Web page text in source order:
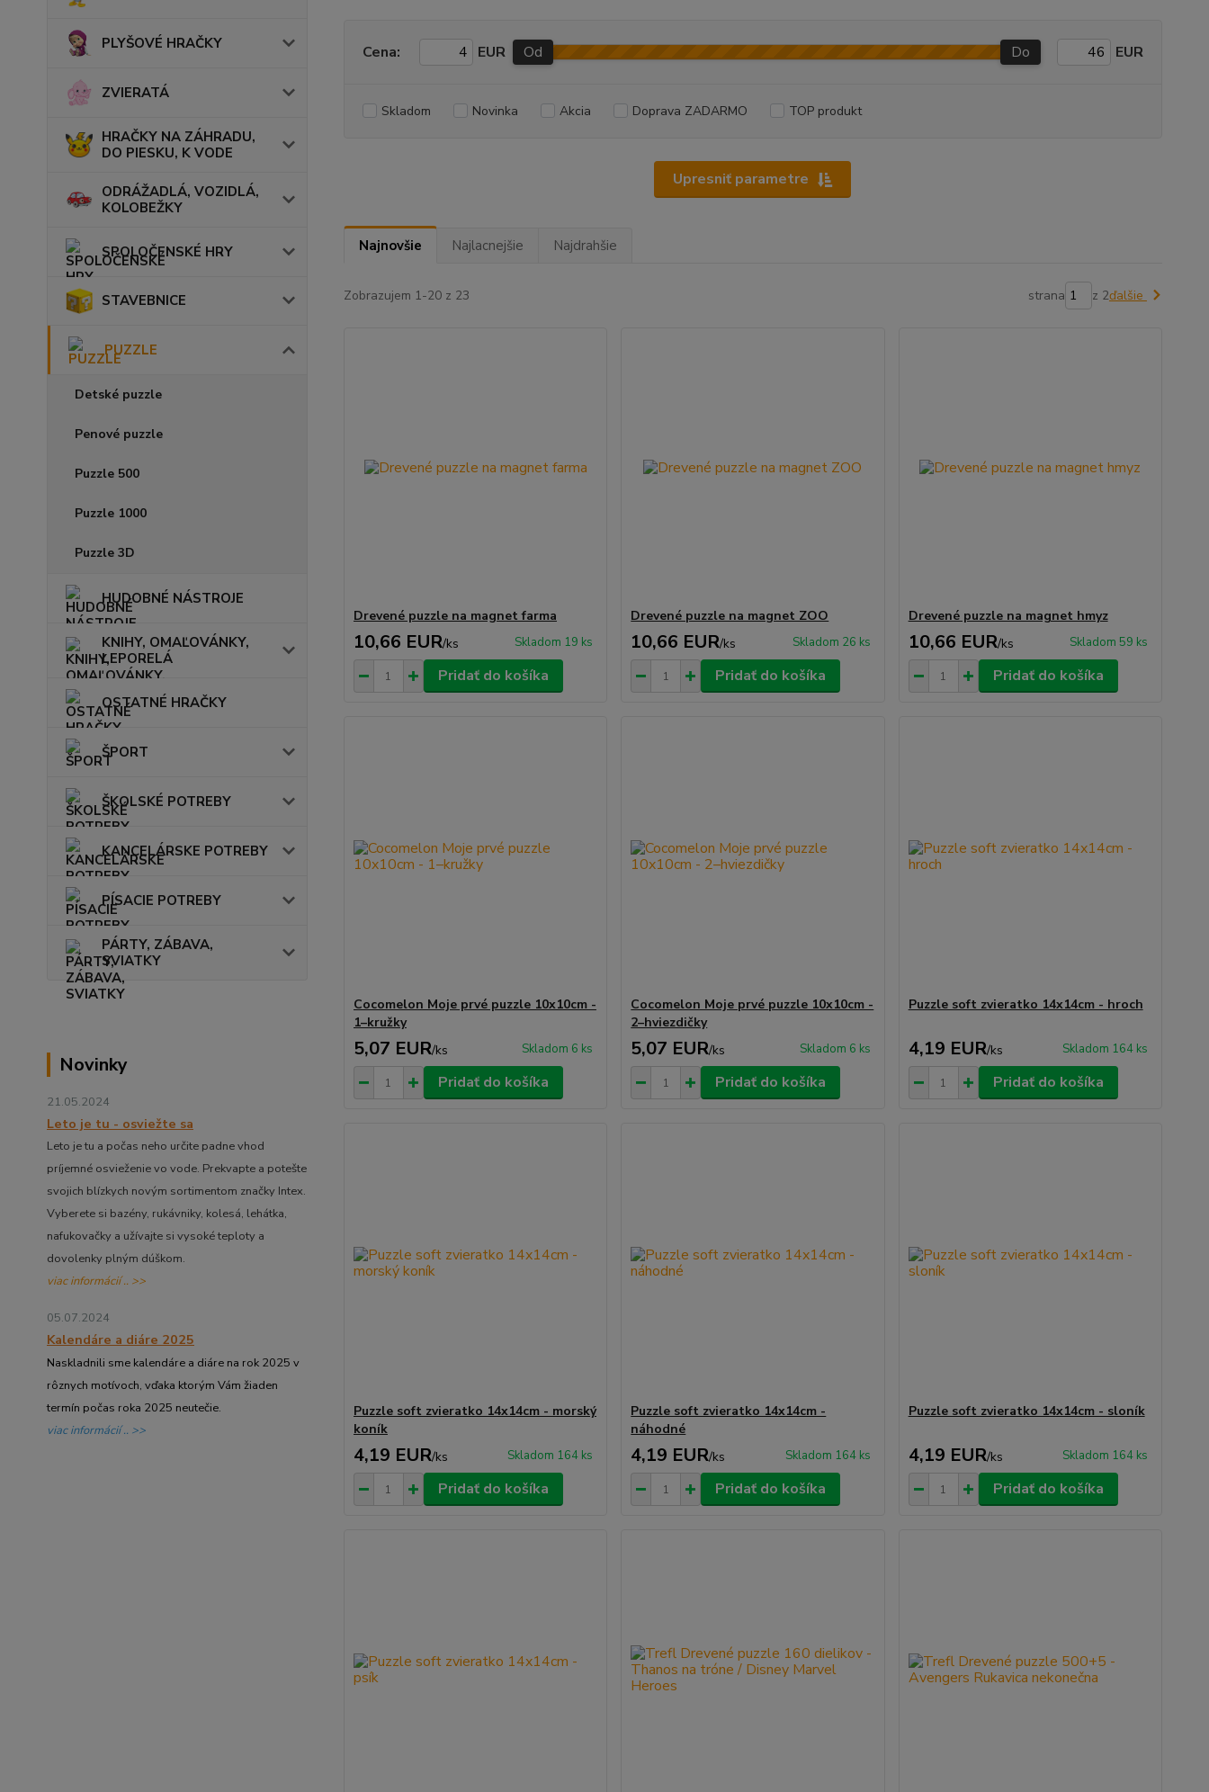
PLYŠOVÉ HRAČKY
ZVIERATÁ
HRAČKY NA ZÁHRADU,
DO PIESKU, K VODE
ODRÁŽADLÁ, VOZIDLÁ,
KOLOBEŽKY
SPOLOČENSKÉ HRY
STAVEBNICE
PUZZLE
Detské puzzle
Penové puzzle
Puzzle 500
Puzzle 1000
Puzzle 3D
HUDOBNÉ NÁSTROJE
KNIHY, OMAĽOVÁNKY,
LEPORELÁ
OSTATNÉ HRAČKY
ŠPORT
ŠKOLSKÉ POTREBY
KANCELÁRSKE POTREBY
PÍSACIE POTREBY
PÁRTY, ZÁBAVA,
SVIATKY
Novinky
21.05.2024
Leto je tu - osviežte sa
Leto je tu a počas neho určite padne vhod
príjemné osvieženie vo vode. Prekvapte a potešte
svojich blízkych novým sortimentom značky Intex.
Vyberete si bazény, rukávniky, kolesá, lehátka,
nafukovačky a užívajte si vysoké teploty a
dovolenky plným dúškom.
viac informácií .. >>
05.07.2024
Kalendáre a diáre 2025
Naskladnili sme kalendáre a diáre na rok 2025 v
rôznych motívoch, vďaka ktorým Vám žiaden
termín počas roka 2025 neutečie.
viac informácií .. >>
Upresniť parametre
Cena: EUR Od Do EUR
Skladom Novinka Akcia Doprava ZADARMO TOP produkt
Najnovšie Najlacnejšie Najdrahšie
Zobrazujem 1-20 z 23 strana z 2ďalšie
Drevené puzzle na magnet farma
10,66 EUR/ks Skladom 19 ks
Pridať do košíka
Drevené puzzle na magnet ZOO
10,66 EUR/ks Skladom 26 ks
Pridať do košíka
Drevené puzzle na magnet hmyz
10,66 EUR/ks Skladom 59 ks
Pridať do košíka
Cocomelon Moje prvé puzzle 10x10cm -
1–kružky
5,07 EUR/ks Skladom 6 ks
Pridať do košíka
Cocomelon Moje prvé puzzle 10x10cm -
2–hviezdičky
5,07 EUR/ks Skladom 6 ks
Pridať do košíka
Puzzle soft zvieratko 14x14cm - hroch
4,19 EUR/ks Skladom 164 ks
Pridať do košíka
Puzzle soft zvieratko 14x14cm - morský
koník
4,19 EUR/ks Skladom 164 ks
Pridať do košíka
Puzzle soft zvieratko 14x14cm -
náhodné
4,19 EUR/ks Skladom 164 ks
Pridať do košíka
Puzzle soft zvieratko 14x14cm - sloník
4,19 EUR/ks Skladom 164 ks
Pridať do košíka